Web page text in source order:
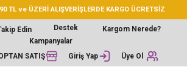
TL ve ÜZERİ ALIŞVERİŞLERDE KARGO ÜCRETSİZ
Edin Destek
Kargom Nerede?
Kampanyalar
SATIŞ Giriş Yap Üye Ol